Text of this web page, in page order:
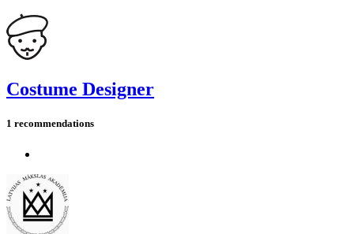
Costume Designer
1 recommendations